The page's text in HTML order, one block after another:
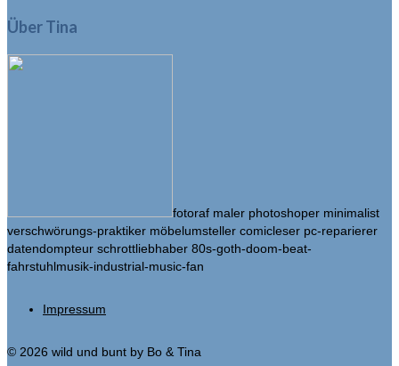
Über Tina
fotoraf maler photoshoper minimalist
verschwörungs-praktiker möbelumsteller comicleser pc-reparierer
datendompteur schrottliebhaber 80s-goth-doom-beat-
fahrstuhlmusik-industrial-music-fan
Impressum
© 2026 wild und bunt by Bo & Tina